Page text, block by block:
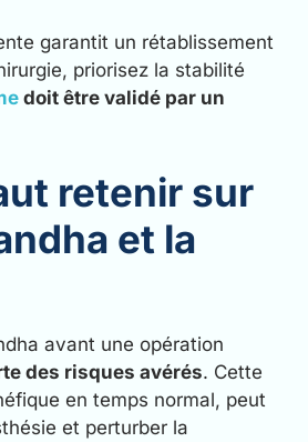
garantit un rétablissement
priorisez la stabilité
doit être validé par un
retenir sur
et la
avant une opération
des risques avérés. Cette
en temps normal, peut
et perturber la